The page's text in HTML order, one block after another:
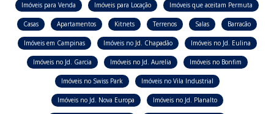
Imóveis para Venda Imóveis para Locação Imóveis que aceitam Permuta
Casas Apartamentos Kitnets Terrenos Salas Barracão
Imóveis em Campinas Imóveis no Jd. Chapadão Imóveis no Jd. Eulina
Imóveis no Jd. Garcia Imóveis no Jd. Aurelia Imóveis no Bonfim
Imóveis no Swiss Park Imóveis no Vila Industrial
Imóveis no Jd. Nova Europa Imóveis no Jd. Planalto